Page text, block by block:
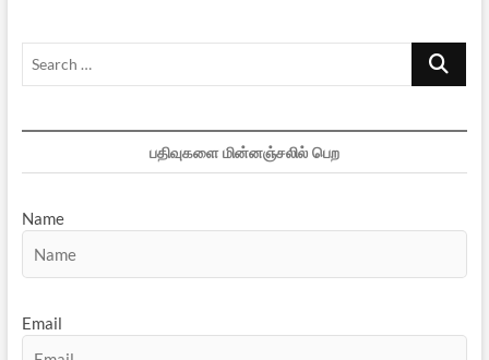
Search
பதிவுகளை மின்னஞ்சலில் பெற
Name
Email